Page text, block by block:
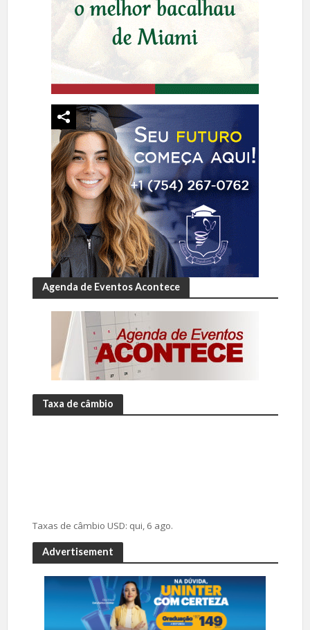
Agenda de Eventos Acontece
Taxa de câmbio
Taxas de câmbio USD: qui, 6 ago.
Advertisement